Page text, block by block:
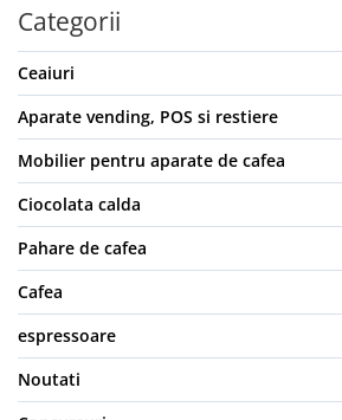
Categorii
Ceaiuri
Aparate vending, POS si restiere
Mobilier pentru aparate de cafea
Ciocolata calda
Pahare de cafea
Cafea
espressoare
Noutati